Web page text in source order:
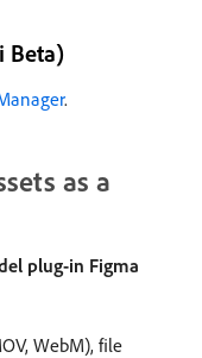
Beta)
.
as a
plug-in Figma
WebM), file